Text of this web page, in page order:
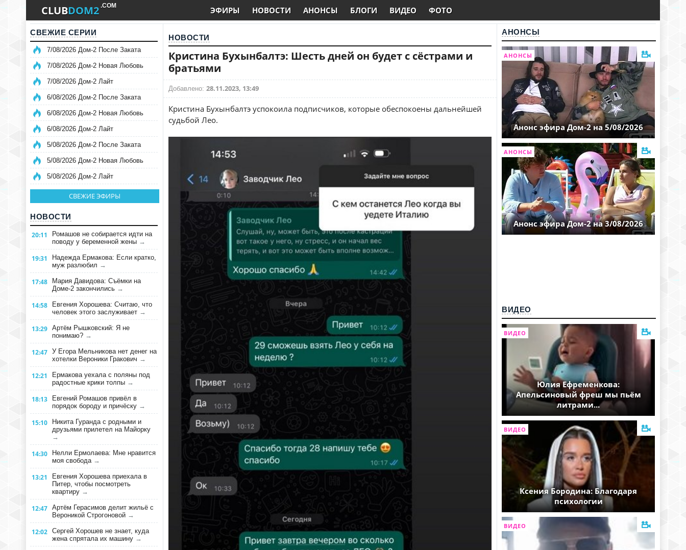
CLUBDOM2 .COM ЭФИРЫ НОВОСТИ АНОНСЫ БЛОГИ ВИДЕО ФОТО
СВЕЖИЕ СЕРИИ
7/08/2026 Дом-2 После Заката
7/08/2026 Дом-2 Новая Любовь
7/08/2026 Дом-2 Лайт
6/08/2026 Дом-2 После Заката
6/08/2026 Дом-2 Новая Любовь
6/08/2026 Дом-2 Лайт
5/08/2026 Дом-2 После Заката
5/08/2026 Дом-2 Новая Любовь
5/08/2026 Дом-2 Лайт
СВЕЖИЕ ЭФИРЫ
НОВОСТИ
20:11
Ромашов не собирается идти на
поводу у беременной жены →
19:31
Надежда Ермакова: Если кратко,
муж разлюбил →
17:48
Мария Давидова: Съёмки на
Доме-2 закончились →
14:58
Евгения Хорошева: Считаю, что
человек этого заслуживает →
13:29 Артём Рышковский: Я не
понимаю? →
12:47 У Егора Мельникова нет денег на
хотелки Вероники Гракович →
12:21
Ермакова уехала с поляны под
радостные крики толпы →
18:13
Евгений Ромашов привёл в
порядок бороду и причёску →
15:10
Никита Гуранда с родными и
друзьями прилетел на Майорку
→
14:30
Нелли Ермолаева: Мне нравится
моя свобода →
13:21
Евгения Хорошева приехала в
Питер, чтобы посмотреть
квартиру →
12:47 Артём Герасимов делит жильё с
Вероникой Строгоновой →
12:02 Сергей Хорошев не знает, куда
жена спрятала их машину →
НОВОСТИ
Кристина Бухынбалтэ: Шесть дней он будет с сёстрами и
братьями
Добавлено: 28.11.2023, 13:49
Кристина Бухынбалтэ успокоила подписчиков, которые обеспокоены дальнейшей
судьбой Лео.
АНОНСЫ
АНОНСЫ
Анонс эфира Дом-2 на 5/08/2026
АНОНСЫ
Анонс эфира Дом-2 на 3/08/2026
ВИДЕО
ВИДЕО
Юлия Ефременкова:
Апельсиновый фреш мы пьём
литрами...
ВИДЕО
Ксения Бородина: Благодаря
психологии
ВИДЕО